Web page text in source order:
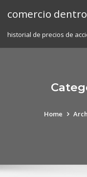
comercio
historial de precios de
Home